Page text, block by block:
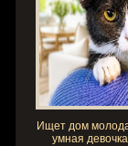
Ищет дом
умная